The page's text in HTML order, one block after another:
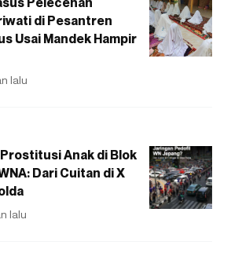
di Pesantren
Usai Mandek Hampir
lalu
Anak di Blok
Dari Cuitan di X
lalu